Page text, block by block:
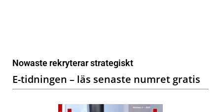
Nowaste rekryterar strategiskt
E-tidningen – läs senaste numret gratis